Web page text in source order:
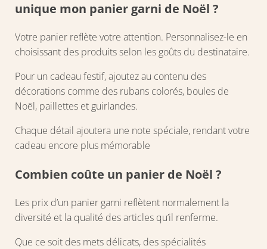
unique mon panier garni de Noël ?
Votre panier reflète votre attention. Personnalisez-le en
choisissant des produits selon les goûts du destinataire.
Pour un cadeau festif, ajoutez au contenu des
décorations comme des rubans colorés, boules de
Noël, paillettes et guirlandes.
Chaque détail ajoutera une note spéciale, rendant votre
cadeau encore plus mémorable
Combien coûte un panier de Noël ?
Les prix d’un panier garni reflètent normalement la
diversité et la qualité des articles qu’il renferme.
Que ce soit des mets délicats, des spécialités